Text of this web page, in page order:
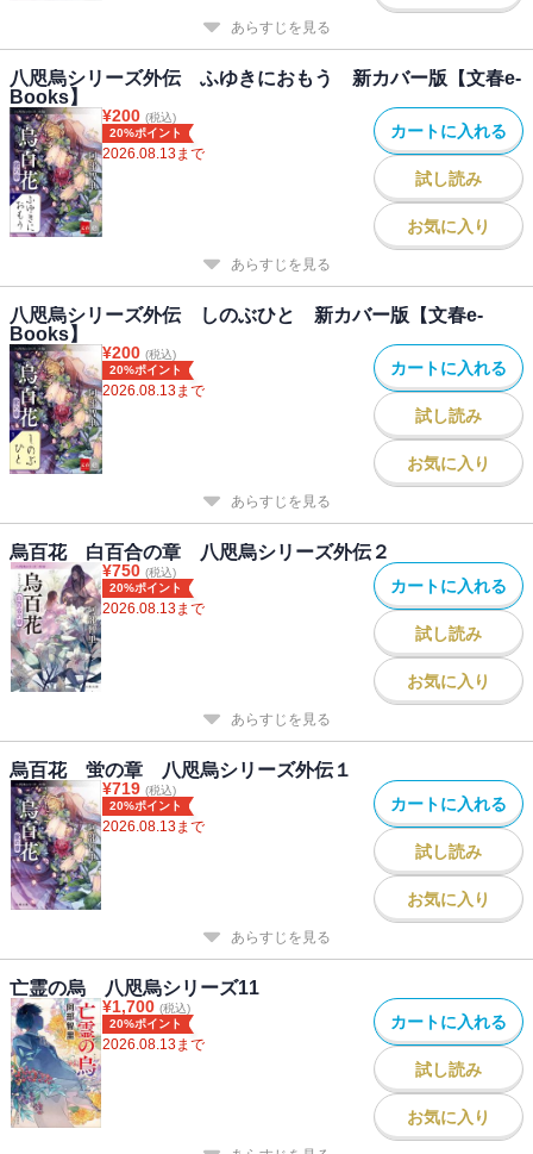
あらすじを見る
八咫烏シリーズ外伝 ふゆきにおもう 新カバー版【文春e-
Books】
¥200 (税込)
20%ポイント
2026.08.13まで
カートに入れる
試し読み
お気に入り
あらすじを見る
八咫烏シリーズ外伝 しのぶひと 新カバー版【文春e-
Books】
¥200 (税込)
20%ポイント
2026.08.13まで
カートに入れる
試し読み
お気に入り
あらすじを見る
烏百花 白百合の章 八咫烏シリーズ外伝２
¥750 (税込)
20%ポイント
2026.08.13まで
カートに入れる
試し読み
お気に入り
あらすじを見る
烏百花 蛍の章 八咫烏シリーズ外伝１
¥719 (税込)
20%ポイント
2026.08.13まで
カートに入れる
試し読み
お気に入り
あらすじを見る
亡霊の烏 八咫烏シリーズ11
¥1,700 (税込)
20%ポイント
2026.08.13まで
カートに入れる
試し読み
お気に入り